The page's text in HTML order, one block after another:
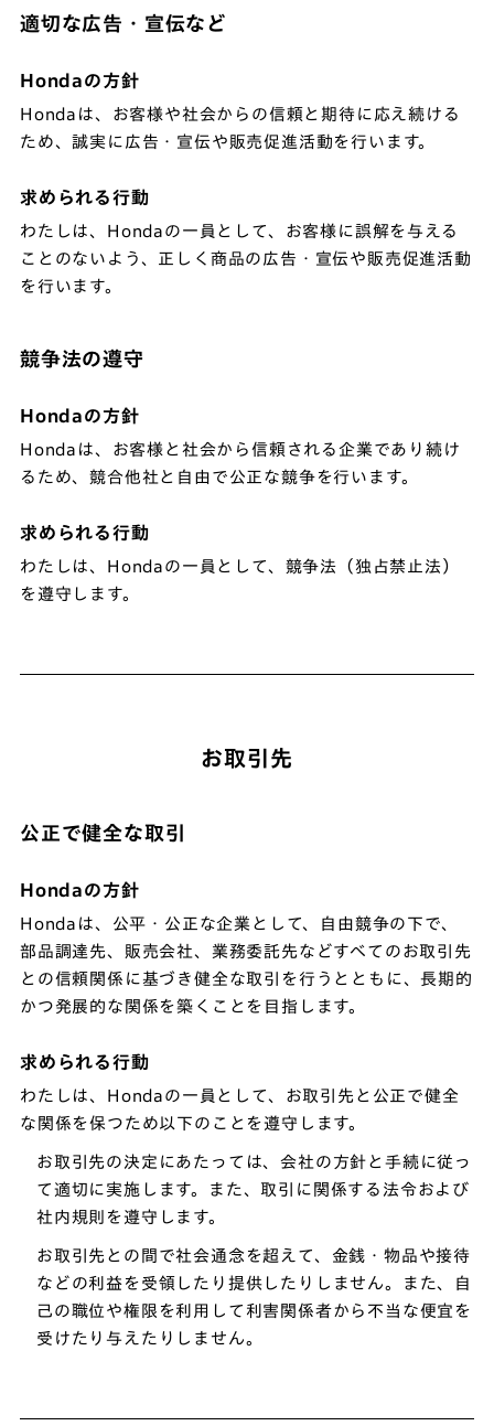
適切な広告・宣伝など
Hondaの方針
Hondaは、お客様や社会からの信頼と期待に応え続ける
ため、誠実に広告・宣伝や販売促進活動を行います。
求められる行動
わたしは、Hondaの一員として、お客様に誤解を与える
ことのないよう、正しく商品の広告・宣伝や販売促進活動
を行います。
競争法の遵守
Hondaの方針
Hondaは、お客様と社会から信頼される企業であり続け
るため、競合他社と自由で公正な競争を行います。
求められる行動
わたしは、Hondaの一員として、競争法（独占禁止法）
を遵守します。
お取引先
公正で健全な取引
Hondaの方針
Hondaは、公平・公正な企業として、自由競争の下で、
部品調達先、販売会社、業務委託先などすべてのお取引先
との信頼関係に基づき健全な取引を行うとともに、長期的
かつ発展的な関係を築くことを目指します。
求められる行動
わたしは、Hondaの一員として、お取引先と公正で健全
な関係を保つため以下のことを遵守します。
お取引先の決定にあたっては、会社の方針と手続に従っ
て適切に実施します。また、取引に関係する法令および
社内規則を遵守します。
お取引先との間で社会通念を超えて、金銭・物品や接待
などの利益を受領したり提供したりしません。また、自
己の職位や権限を利用して利害関係者から不当な便宜を
受けたり与えたりしません。